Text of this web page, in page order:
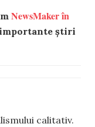
NewsMaker în
importante știri
calitativ.